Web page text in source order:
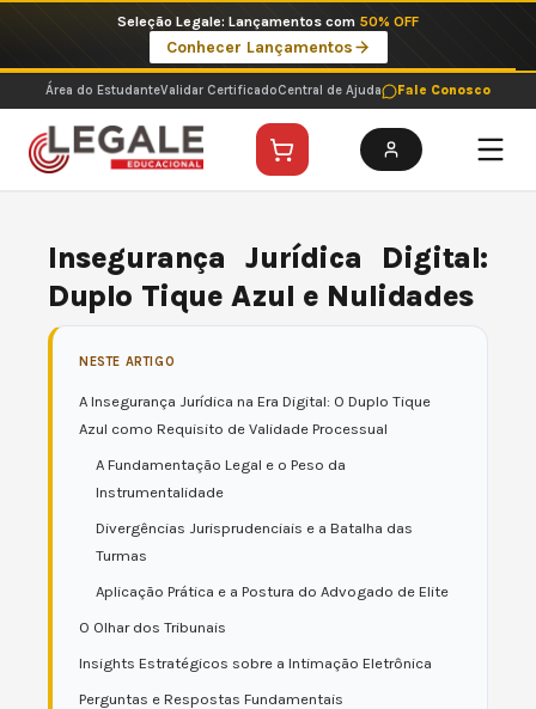
o
conteúdo
Imperdíveis no Pix: Pós Selecionadas a 199 reais no pix em parcela única
Ver ofertas
Área do EstudanteValidar CertificadoCentral de Ajuda Fale Conosco
Insegurança Jurídica Digital:
Duplo Tique Azul e Nulidades
NESTE ARTIGO
A Insegurança Jurídica na Era Digital: O Duplo Tique
Azul como Requisito de Validade Processual
A Fundamentação Legal e o Peso da
Instrumentalidade
Divergências Jurisprudenciais e a Batalha das
Turmas
Aplicação Prática e a Postura do Advogado de Elite
O Olhar dos Tribunais
Insights Estratégicos sobre a Intimação Eletrônica
Perguntas e Respostas Fundamentais